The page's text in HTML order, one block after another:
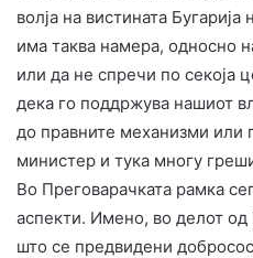
волја на вистината
има таква намера, односно
или да не спречи по секоја
дека го поддржува нашиот
до правните механизми или
министер и тука многу
Во Преговарачката рамка
аспекти. Имено, во делот од
што се предвидени